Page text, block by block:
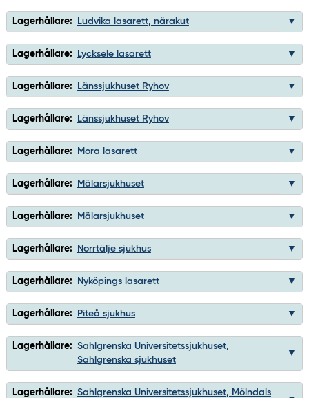
Lagerhållare: Ludvika lasarett, närakut
Lagerhållare: Lycksele lasarett
Lagerhållare: Länssjukhuset Ryhov
Lagerhållare: Länssjukhuset Ryhov
Lagerhållare: Mora lasarett
Lagerhållare: Mälarsjukhuset
Lagerhållare: Mälarsjukhuset
Lagerhållare: Norrtälje sjukhus
Lagerhållare: Nyköpings lasarett
Lagerhållare: Piteå sjukhus
Lagerhållare: Sahlgrenska Universitetssjukhuset,
Sahlgrenska sjukhuset
Lagerhållare: Sahlgrenska Universitetssjukhuset, Mölndals